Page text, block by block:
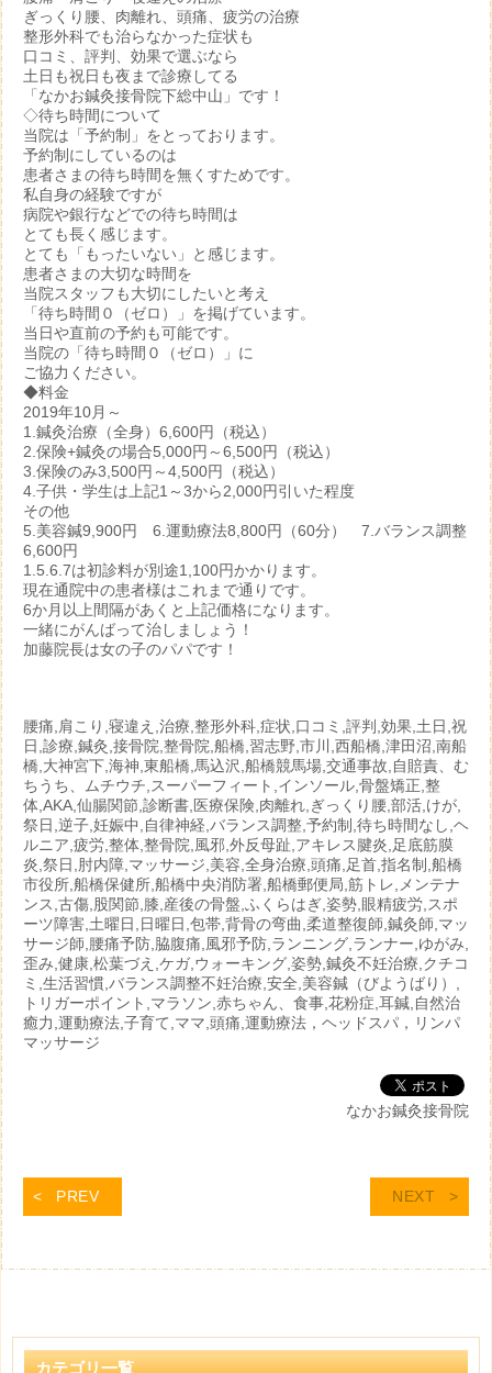
ぎっくり腰、肉離れ、頭痛、疲労の治療
整形外科でも治らなかった症状も
口コミ、評判、効果で選ぶなら
土日も祝日も夜まで診療してる
「なかお鍼灸接骨院下総中山」です！
◇待ち時間について
当院は「予約制」をとっております。
予約制にしているのは
患者さまの待ち時間を無くすためです。
私自身の経験ですが
病院や銀行などでの待ち時間は
とても長く感じます。
とても「もったいない」と感じます。
患者さまの大切な時間を
当院スタッフも大切にしたいと考え
「待ち時間０（ゼロ）」を掲げています。
当日や直前の予約も可能です。
当院の「待ち時間０（ゼロ）」に
ご協力ください。
◆料金
2019年10月～
1.鍼灸治療（全身）6,600円（税込）
2.保険+鍼灸の場合5,000円～6,500円（税込）
3.保険のみ3,500円～4,500円（税込）
4.子供・学生は上記1～3から2,000円引いた程度
その他
5.美容鍼9,900円 6.運動療法8,800円（60分） 7.バランス調整
6,600円
1.5.6.7は初診料が別途1,100円かかります。
現在通院中の患者様はこれまで通りです。
6か月以上間隔があくと上記価格になります。
一緒にがんばって治しましょう！
加藤院長は女の子のパパです！
腰痛,肩こり,寝違え,治療,整形外科,症状,口コミ,評判,効果,土日,祝
日,診療,鍼灸,接骨院,整骨院,船橋,習志野,市川,西船橋,津田沼,南船
橋,大神宮下,海神,東船橋,馬込沢,船橋競馬場,交通事故,自賠責、む
ちうち、ムチウチ,スーパーフィート,インソール,骨盤矯正,整
体,AKA,仙腸関節,診断書,医療保険,肉離れ,ぎっくり腰,部活,けが,
祭日,逆子,妊娠中,自律神経,バランス調整,予約制,待ち時間なし,ヘ
ルニア,疲労,整体,整骨院,風邪,外反母趾,アキレス腱炎,足底筋膜
炎,祭日,肘内障,マッサージ,美容,全身治療,頭痛,足首,指名制,船橋
市役所,船橋保健所,船橋中央消防署,船橋郵便局,筋トレ,メンテナ
ンス,古傷,股関節,膝,産後の骨盤,ふくらはぎ,姿勢,眼精疲労,スポ
ーツ障害,土曜日,日曜日,包帯,背骨の弯曲,柔道整復師,鍼灸師,マッ
サージ師,腰痛予防,脇腹痛,風邪予防,ランニング,ランナー,ゆがみ,
歪み,健康,松葉づえ,ケガ,ウォーキング,姿勢,鍼灸不妊治療,クチコ
ミ,生活習慣,バランス調整不妊治療,安全,美容鍼（びようばり）,
トリガーポイント,マラソン,赤ちゃん、食事,花粉症,耳鍼,自然治
癒力,運動療法,子育て,ママ,頭痛,運動療法，ヘッドスパ，リンパ
マッサージ
なかお鍼灸接骨院
PREV NEXT
カテゴリ一覧